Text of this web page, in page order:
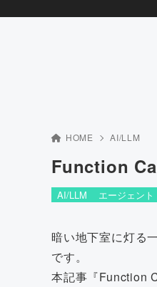
HOME AI/LLM
Function
AI/LLM エージェン
暗い地下室に灯る
です。
本記事『Function